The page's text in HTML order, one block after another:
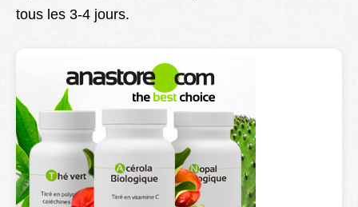
tous les 3-4 jours.